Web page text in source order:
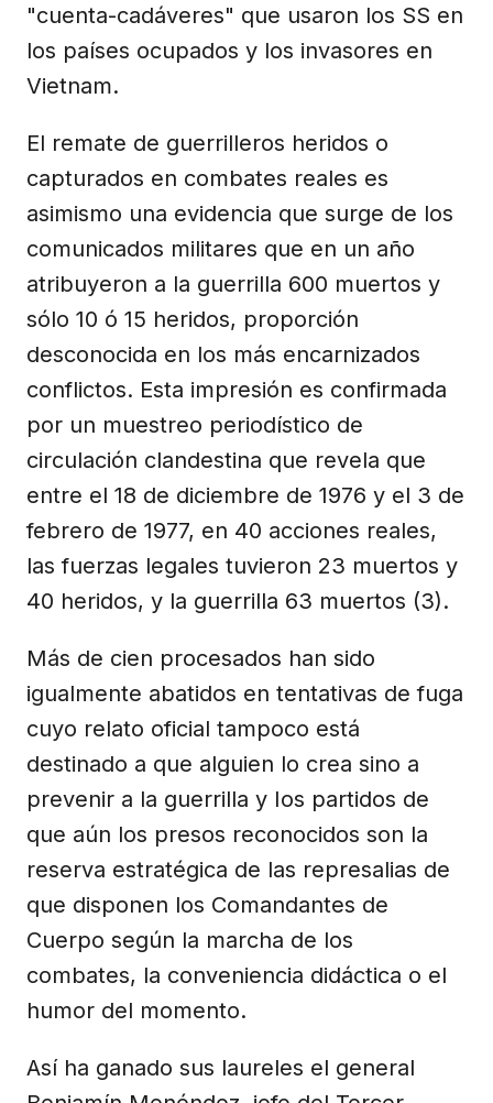
"cuenta-cadáveres" que usaron los SS en
los países ocupados y los invasores en
Vietnam.
El remate de guerrilleros heridos o
capturados en combates reales es
asimismo una evidencia que surge de los
comunicados militares que en un año
atribuyeron a la guerrilla 600 muertos y
sólo 10 ó 15 heridos, proporción
desconocida en los más encarnizados
conflictos. Esta impresión es confirmada
por un muestreo periodístico de
circulación clandestina que revela que
entre el 18 de diciembre de 1976 y el 3 de
febrero de 1977, en 40 acciones reales,
las fuerzas legales tuvieron 23 muertos y
40 heridos, y la guerrilla 63 muertos (3).
Más de cien procesados han sido
igualmente abatidos en tentativas de fuga
cuyo relato oficial tampoco está
destinado a que alguien lo crea sino a
prevenir a la guerrilla y Ios partidos de
que aún los presos reconocidos son la
reserva estratégica de las represalias de
que disponen los Comandantes de
Cuerpo según la marcha de los
combates, la conveniencia didáctica o el
humor del momento.
Así ha ganado sus laureles el general